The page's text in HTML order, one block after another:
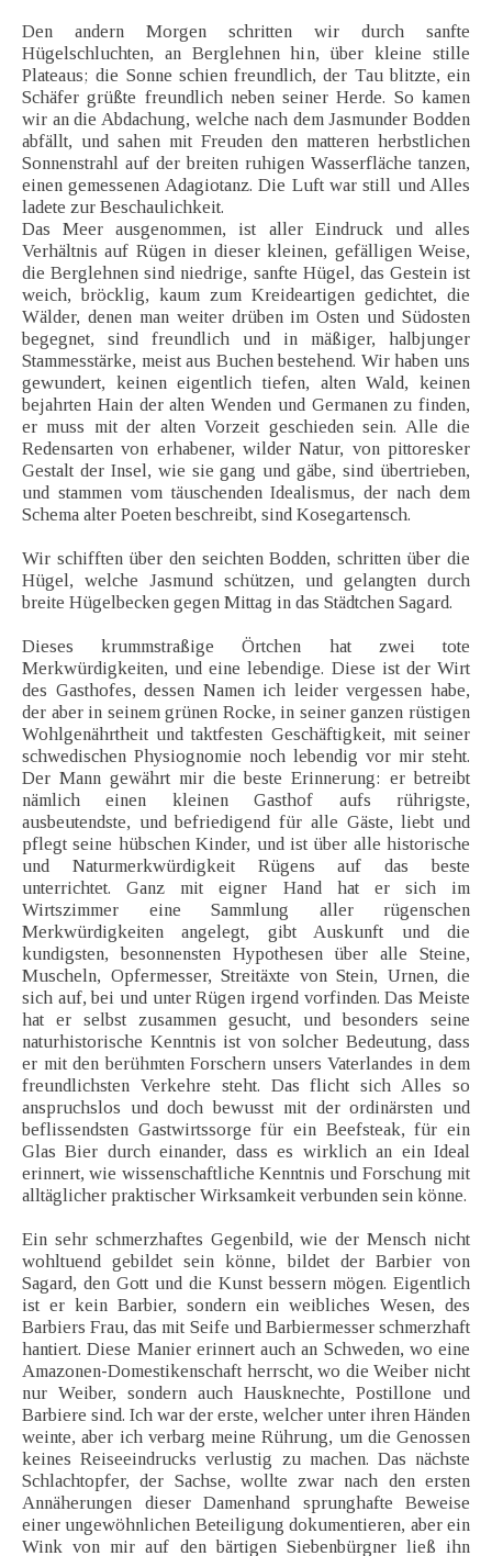
Den andern Morgen schritten wir durch sanfte
Hügelschluchten, an Berglehnen hin, über kleine stille
Plateaus; die Sonne schien freundlich, der Tau blitzte, ein
Schäfer grüßte freundlich neben seiner Herde. So kamen
wir an die Abdachung, welche nach dem Jasmunder Bodden
abfällt, und sahen mit Freuden den matteren herbstlichen
Sonnenstrahl auf der breiten ruhigen Wasserfläche tanzen,
einen gemessenen Adagiotanz. Die Luft war still und Alles
ladete zur Beschaulichkeit.
Das Meer ausgenommen, ist aller Eindruck und alles
Verhältnis auf Rügen in dieser kleinen, gefälligen Weise,
die Berglehnen sind niedrige, sanfte Hügel, das Gestein ist
weich, bröcklig, kaum zum Kreideartigen gedichtet, die
Wälder, denen man weiter drüben im Osten und Südosten
begegnet, sind freundlich und in mäßiger, halbjunger
Stammesstärke, meist aus Buchen bestehend. Wir haben uns
gewundert, keinen eigentlich tiefen, alten Wald, keinen
bejahrten Hain der alten Wenden und Germanen zu finden,
er muss mit der alten Vorzeit geschieden sein. Alle die
Redensarten von erhabener, wilder Natur, von pittoresker
Gestalt der Insel, wie sie gang und gäbe, sind übertrieben,
und stammen vom täuschenden Idealismus, der nach dem
Schema alter Poeten beschreibt, sind Kosegartensch.
Wir schifften über den seichten Bodden, schritten über die
Hügel, welche Jasmund schützen, und gelangten durch
breite Hügelbecken gegen Mittag in das Städtchen Sagard.
Dieses krummstraßige Örtchen hat zwei tote
Merkwürdigkeiten, und eine lebendige. Diese ist der Wirt
des Gasthofes, dessen Namen ich leider vergessen habe,
der aber in seinem grünen Rocke, in seiner ganzen rüstigen
Wohlgenährtheit und taktfesten Geschäftigkeit, mit seiner
schwedischen Physiognomie noch lebendig vor mir steht.
Der Mann gewährt mir die beste Erinnerung: er betreibt
nämlich einen kleinen Gasthof aufs rührigste,
ausbeutendste, und befriedigend für alle Gäste, liebt und
pflegt seine hübschen Kinder, und ist über alle historische
und Naturmerkwürdigkeit Rügens auf das beste
unterrichtet. Ganz mit eigner Hand hat er sich im
Wirtszimmer eine Sammlung aller rügenschen
Merkwürdigkeiten angelegt, gibt Auskunft und die
kundigsten, besonnensten Hypothesen über alle Steine,
Muscheln, Opfermesser, Streitäxte von Stein, Urnen, die
sich auf, bei und unter Rügen irgend vorfinden. Das Meiste
hat er selbst zusammen gesucht, und besonders seine
naturhistorische Kenntnis ist von solcher Bedeutung, dass
er mit den berühmten Forschern unsers Vaterlandes in dem
freundlichsten Verkehre steht. Das flicht sich Alles so
anspruchslos und doch bewusst mit der ordinärsten und
beflissendsten Gastwirtssorge für ein Beefsteak, für ein
Glas Bier durch einander, dass es wirklich an ein Ideal
erinnert, wie wissenschaftliche Kenntnis und Forschung mit
alltäglicher praktischer Wirksamkeit verbunden sein könne.
Ein sehr schmerzhaftes Gegenbild, wie der Mensch nicht
wohltuend gebildet sein könne, bildet der Barbier von
Sagard, den Gott und die Kunst bessern mögen. Eigentlich
ist er kein Barbier, sondern ein weibliches Wesen, des
Barbiers Frau, das mit Seife und Barbiermesser schmerzhaft
hantiert. Diese Manier erinnert auch an Schweden, wo eine
Amazonen-Domestikenschaft herrscht, wo die Weiber nicht
nur Weiber, sondern auch Hausknechte, Postillone und
Barbiere sind. Ich war der erste, welcher unter ihren Händen
weinte, aber ich verbarg meine Rührung, um die Genossen
keines Reiseeindrucks verlustig zu machen. Das nächste
Schlachtopfer, der Sachse, wollte zwar nach den ersten
Annäherungen dieser Damenhand sprunghafte Beweise
einer ungewöhnlichen Beteiligung dokumentieren, aber ein
Wink von mir auf den bärtigen Siebenbürgner ließ ihn